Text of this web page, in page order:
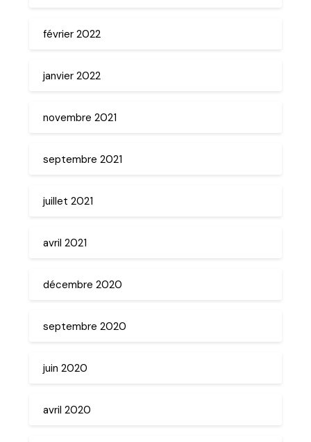
février 2022
janvier 2022
novembre 2021
septembre 2021
juillet 2021
avril 2021
décembre 2020
septembre 2020
juin 2020
avril 2020